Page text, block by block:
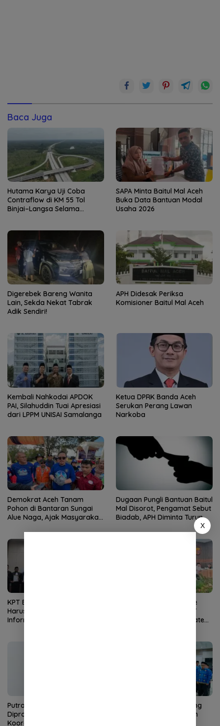
Baca Juga
Hutama Karya Uji Coba
Contraflow di KM 55 Tol
Binjai–Langsa Selama
SAPA Minta Baitul Mal Aceh
Buka Data Bantuan Modal
Usaha 2026
Digerebek Bareng Wanita
Lain, Sekda Nekat Tabrak
Adik Sendiri!
APH Didesak Periksa
Komisioner Baitul Mal Aceh
Kembali Nahkodai APDOK
PAI, Silahuddin Tuai Apresiasi
dari LPPM UNISAI Samalanga
Ketua DPRK Banda Aceh
Serukan Perang Lawan
Narkoba
Demokrat Aceh Tanam
Pohon di Bantaran Sungai
Alue Naga, Ajak Masyarakat
Dugaan Pungli Bantuan Baitul
Mal Disorot, Pengamat Sebut
Biadab, APH Diminta Turun
KPT Banda Aceh: Advokat
Harus Kuasai Teknologi
Informasi Peradilan
Indeks Potensi Terorisme
Indonesia Menurun, FKPT
Aceh Tekankan Tiga Strategi
Putra Pidie Irwansyah
Dipromosikan Jadi
Koordinator di JAM Pidum
16 Pejabat Pemko Sabang
Dilantik, Sekda Tekankan
X